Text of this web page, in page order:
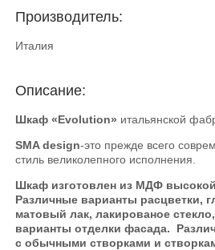
Производитель:
Италия
Описание:
Шкаф «Evolution» итальянской
SMA design-это прежде всего
стиль великолепного исполнения.
Шкаф изготовлен из МДФ
Различные варианты расцветки,
матовый лак, лакированое
варианты отделки фасада.
с обычными створками и